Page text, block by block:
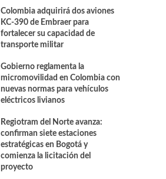
Colombia adquirirá dos aviones
KC-390 de Embraer para
fortalecer su capacidad de
transporte militar
Gobierno reglamenta la
micromovilidad en Colombia con
nuevas normas para vehículos
eléctricos livianos
Regiotram del Norte avanza:
confirman siete estaciones
estratégicas en Bogotá y
comienza la licitación del
proyecto